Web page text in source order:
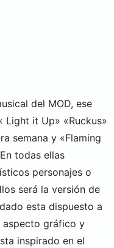
del MOD, ese
Light it Up» «Ruckus»
semana y «Flaming
todas ellas
personajes o
será la versión de
esta dispuesto a
aspecto gráfico y
inspirado en el